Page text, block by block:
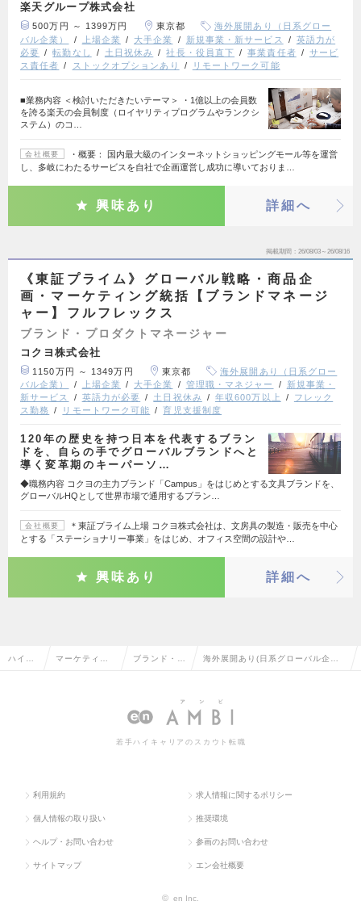
楽天グループ株式会社
500万円 ～ 1399万円 東京都
海外展開あり（日系グロー
バル企業）
上場企業 大手企業 新規事業・新サービス
英語力が
必要
転勤なし 土日祝休み 社長・役員直下 事業責任者
サービ
ス責任者
ストックオプションあり リモートワーク可能
■業務内容 ＜検討いただきたいテーマ＞ ・1億以上の会員数
を誇る楽天の会員制度（ロイヤリティプログラムやランクシ
ステム）のコ…
会社概要
・概要： 国内最大級のインターネットショッピングモール等を運営
し、多岐にわたるサービスを自社で企画運営し成功に導いておりま…
興味あり 詳細へ
掲載期間 26/08/03～26/08/16
《東証プライム》グローバル戦略・商品企
画・マーケティング統括【ブランドマネージ
ャー】フルフレックス
ブランド・プロダクトマネージャー
コクヨ株式会社
1150万円 ～ 1349万円 東京都
海外展開あり（日系グロー
バル企業）
上場企業 大手企業 管理職・マネジャー
新規事業・
新サービス
英語力が必要 土日祝休み 年収600万以上
フレック
ス勤務
リモートワーク可能 育児支援制度
120年の歴史を持つ日本を代表するブラン
ドを、自らの手でグローバルブランドへと
導く変革期のキーパーソ…
◆職務内容 コクヨの主力ブランド「Campus」をはじめとする文具ブランドを、
グローバルHQとして世界市場で通用するブラン…
会社概要
＊東証プライム上場 コクヨ株式会社は、文房具の製造・販売を中心
とする「ステーショナリー事業」をはじめ、オフィス空間の設計や…
興味あり 詳細へ
ハイク マーケティン ブランド・プ
ージャー
海外展開あり(日系グローバル企業)
ーの転職・求人情報一覧
若手ハイキャリアのスカウト転職
利用規約 求人情報に関するポリシー
個人情報の取り扱い 推奨環境
ヘルプ・お問い合わせ 参画のお問い合わせ
サイトマップ エン会社概要
© en Inc.